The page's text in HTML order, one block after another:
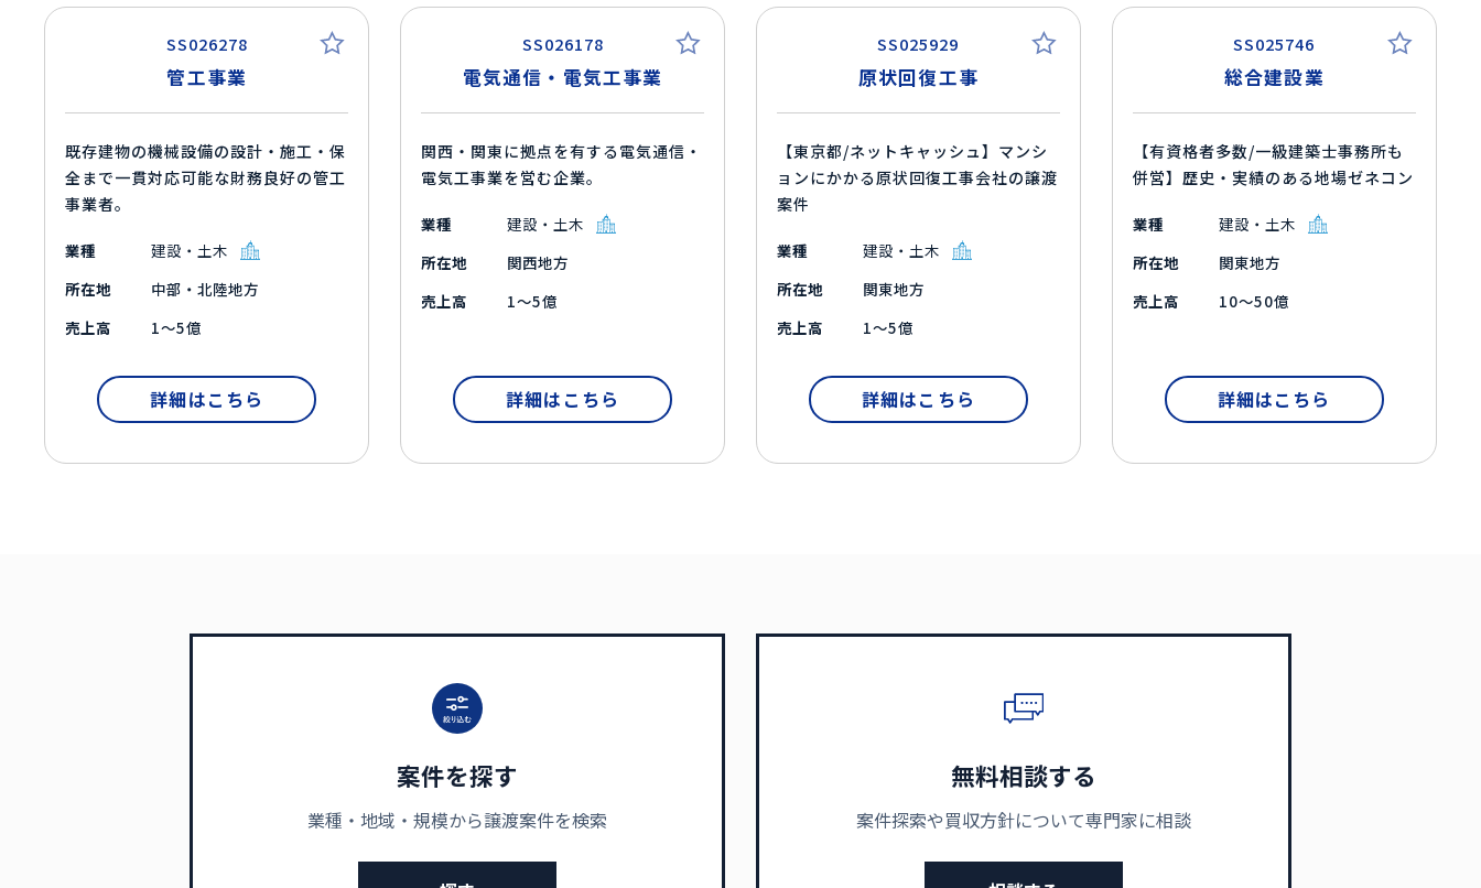
SS026278
管工事業
既存建物の機械設備の設計・施工・保
全まで一貫対応可能な財務良好の管工
事業者。
業種
建設・土木
所在地
中部・北陸地方
売上高
1～5億
詳細はこちら
SS026178
電気通信・電気工事業
関西・関東に拠点を有する電気通信・
電気工事業を営む企業。
業種
建設・土木
所在地
関西地方
売上高
1～5億
詳細はこちら
SS025929
原状回復工事
【東京都/ネットキャッシュ】マンシ
ョンにかかる原状回復工事会社の譲渡
案件
業種
建設・土木
所在地
関東地方
売上高
1～5億
詳細はこちら
SS025746
総合建設業
【有資格者多数/一級建築士事務所も
併営】歴史・実績のある地場ゼネコン
業種
建設・土木
所在地
関東地方
売上高
10～50億
詳細はこちら
案件を探す
業種・地域・規模から譲渡案件を検索
無料相談する
案件探索や買収方針について専門家に相談